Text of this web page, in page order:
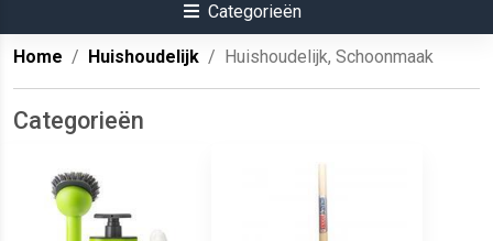
Categorieën
Home Huishoudelijk Huishoudelijk, Schoonmaak
Categorieën